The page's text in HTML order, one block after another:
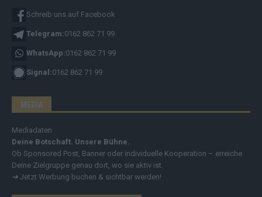
Schreib uns auf Facebook
Telegram:0162 862 71 99
WhatsApp:0162 862 71 99
Signal:0162 862 71 99
MEDIA
Mediadaten
Deine Botschaft. Unsere Bühne.
Ob Sponsored Post, Banner oder individuelle Kooperation – erreiche
Deine Zielgruppe genau dort, wo sie aktiv ist.
➔ Jetzt Werbung buchen & sichtbar werden!